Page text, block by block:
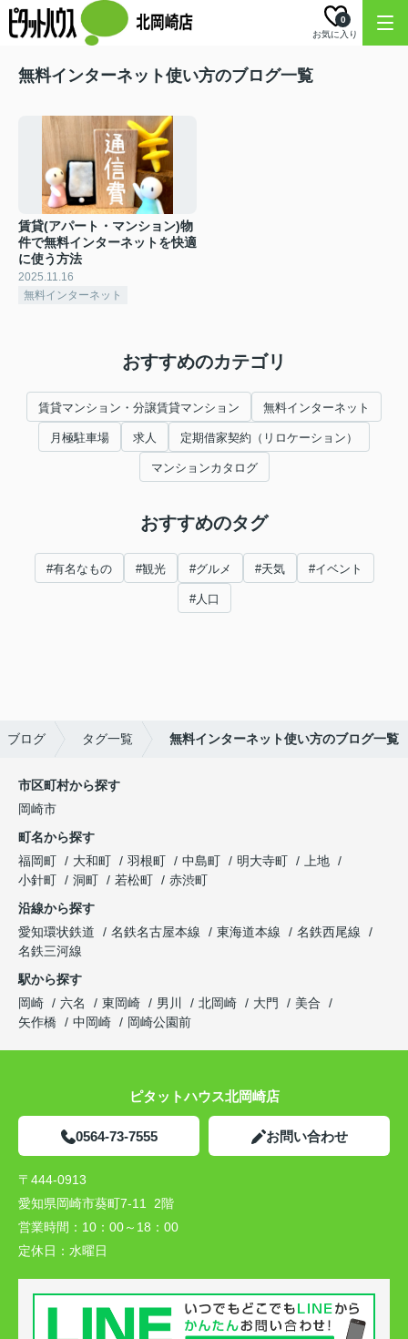
お気に入り
0
無料インターネット使い方のブログ一覧
賃貸(アパート・マンション)物
件で無料インターネットを快適
に使う方法
2025.11.16
無料インターネット
おすすめのカテゴリ
賃貸マンション・分譲賃貸マンション 無料インターネット
月極駐車場 求人 定期借家契約（リロケーション）
マンションカタログ
おすすめのタグ
#有名なもの #観光 #グルメ #天気 #イベント
#人口
ブログ タグ一覧 無料インターネット使い方のブログ一覧
市区町村から探す
岡崎市
町名から探す
福岡町
大和町 羽根町 中島町 明大寺町
上地
小針町
洞町 若松町
赤渋町
沿線から探す
愛知環状鉄道
名鉄名古屋本線 東海道本線
名鉄西尾線
名鉄三河線
駅から探す
岡崎
六名 東岡崎 男川 北岡崎 大門
美合
矢作橋
中岡崎 岡崎公園前
ピタットハウス北岡崎店
0564-73-7555 お問い合わせ
〒444-0913
愛知県岡崎市葵町7-11 2階
営業時間： 10：00～18：00
定休日： 水曜日